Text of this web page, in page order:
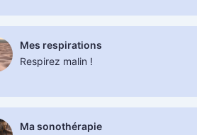
Mes respirations
Respirez malin !
Ma sonothérapie